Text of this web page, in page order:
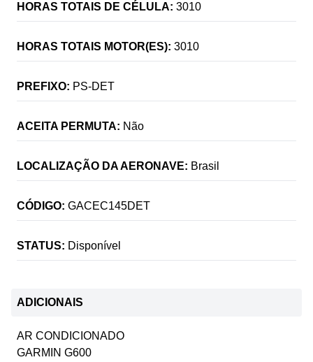
HORAS TOTAIS DE CÉLULA: 3010
HORAS TOTAIS MOTOR(ES): 3010
PREFIXO: PS-DET
ACEITA PERMUTA: Não
LOCALIZAÇÃO DA AERONAVE: Brasil
CÓDIGO: GACEC145DET
STATUS: Disponível
ADICIONAIS
AR CONDICIONADO
GARMIN G600